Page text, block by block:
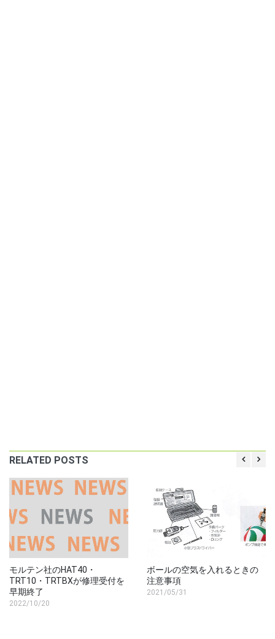
RELATED POSTS
モルテン社のHAT40・
TRT10・TRTBXが修理受付を
早期終了
2022/10/20
ボールの空気を入れるときの
注意事項
2021/05/31